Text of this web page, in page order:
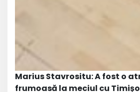
Marius Stavrositu: A fost o
frumoasă la meciul cu